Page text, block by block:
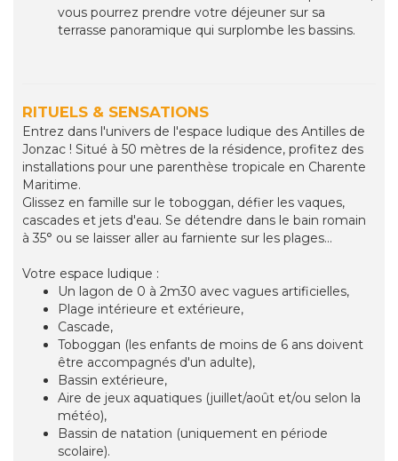
vous pourrez prendre votre déjeuner sur sa
terrasse panoramique qui surplombe les bassins.
RITUELS & SENSATIONS
Entrez dans l'univers de l'espace ludique des Antilles de
Jonzac ! Situé à 50 mètres de la résidence, profitez des
installations pour une parenthèse tropicale en Charente
Maritime.
Glissez en famille sur le toboggan, défier les vaques,
cascades et jets d'eau. Se détendre dans le bain romain
à 35° ou se laisser aller au farniente sur les plages...
Votre espace ludique :
Un lagon de 0 à 2m30 avec vagues artificielles,
Plage intérieure et extérieure,
Cascade,
Toboggan (les enfants de moins de 6 ans doivent
être accompagnés d'un adulte),
Bassin extérieure,
Aire de jeux aquatiques (juillet/août et/ou selon la
météo),
Bassin de natation (uniquement en période
scolaire).